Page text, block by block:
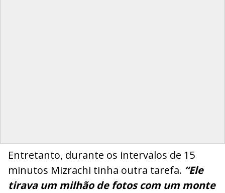
Entretanto, durante os intervalos de 15
minutos Mizrachi tinha outra tarefa. “Ele
tirava um milhão de fotos com um monte